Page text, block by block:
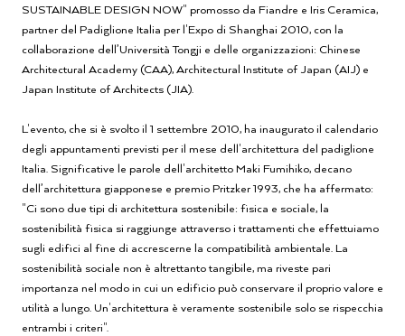
SUSTAINABLE DESIGN NOW" promosso da Fiandre e Iris Ceramica,
partner del Padiglione Italia per l'Expo di Shanghai 2010, con la
collaborazione dell’Università Tongji e delle organizzazioni: Chinese
Architectural Academy (CAA), Architectural Institute of Japan (AIJ) e
Japan Institute of Architects (JIA).
L'evento, che si è svolto il 1 settembre 2010, ha inaugurato il calendario
degli appuntamenti previsti per il mese dell'architettura del padiglione
Italia. Significative le parole dell'architetto Maki Fumihiko, decano
dell’architettura giapponese e premio Pritzker 1993, che ha affermato:
"Ci sono due tipi di architettura sostenibile: fisica e sociale, la
sostenibilità fisica si raggiunge attraverso i trattamenti che effettuiamo
sugli edifici al fine di accrescerne la compatibilità ambientale. La
sostenibilità sociale non è altrettanto tangibile, ma riveste pari
importanza nel modo in cui un edificio può conservare il proprio valore e
utilità a lungo. Un'architettura è veramente sostenibile solo se rispecchia
entrambi i criteri".